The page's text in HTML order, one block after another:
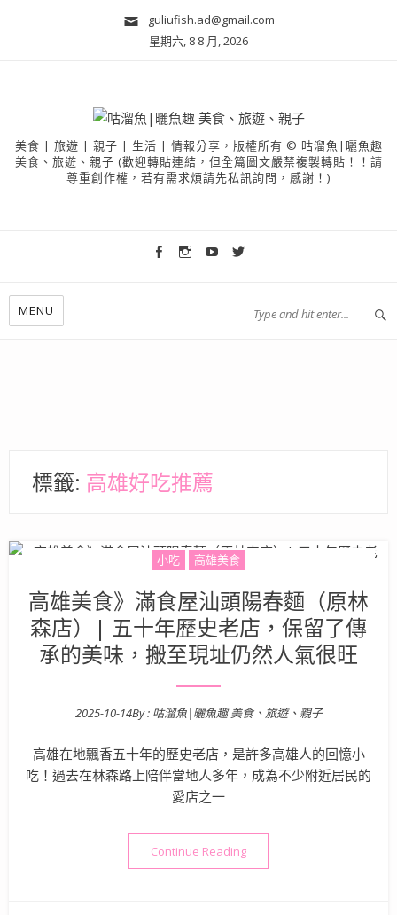
guliufish.ad@gmail.com
星期六, 8 8 月, 2026
美食 | 旅遊 | 親子 | 生活 | 情報分享，版權所有 © 咕溜魚|曬魚趣
美食、旅遊、親子 (歡迎轉貼連結，但全篇圖文嚴禁複製轉貼！！請
尊重創作權，若有需求煩請先私訊詢問，感謝！)
MENU
標籤: 高雄好吃推薦
小吃 高雄美食
高雄美食》滿食屋汕頭陽春麵（原林
森店）| 五十年歷史老店，保留了傳
承的美味，搬至現址仍然人氣很旺
Posted on
2025-10-14By : 咕溜魚|曬魚趣 美食、旅遊、親子
高雄在地飄香五十年的歷史老店，是許多高雄人的回憶小
吃！過去在林森路上陪伴當地人多年，成為不少附近居民的
愛店之一
Continue Reading“高雄美食》滿食屋汕頭陽春